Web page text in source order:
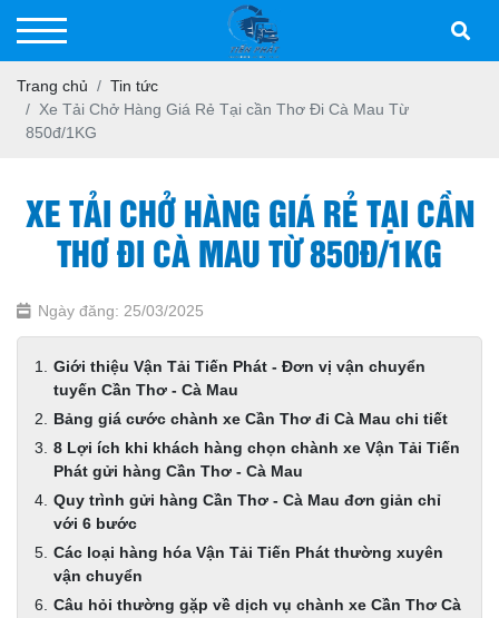
Trang chủ
Tin tức
Xe Tải Chở Hàng Giá Rẻ Tại cần Thơ Đi Cà Mau Từ
850đ/1KG
XE TẢI CHỞ HÀNG GIÁ RẺ TẠI CẦN
THƠ ĐI CÀ MAU TỪ 850Đ/1KG
Ngày đăng: 25/03/2025
Giới thiệu Vận Tải Tiến Phát - Đơn vị vận chuyển
tuyến Cần Thơ - Cà Mau
Bảng giá cước chành xe Cần Thơ đi Cà Mau chi tiết
8 Lợi ích khi khách hàng chọn chành xe Vận Tải Tiến
Phát gửi hàng Cần Thơ - Cà Mau
Quy trình gửi hàng Cần Thơ - Cà Mau đơn giản chỉ
với 6 bước
Các loại hàng hóa Vận Tải Tiến Phát thường xuyên
vận chuyển
Câu hỏi thường gặp về dịch vụ chành xe Cần Thơ Cà